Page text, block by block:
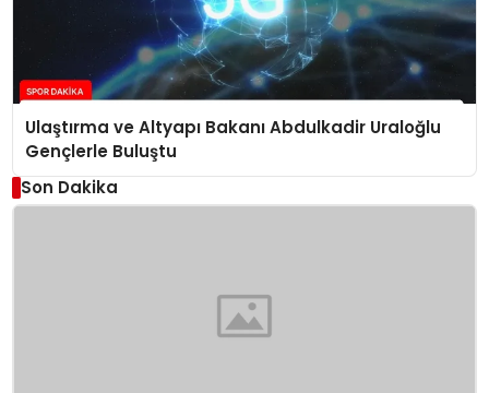
Ulaştırma ve Altyapı Bakanı Abdulkadir Uraloğlu
Gençlerle Buluştu
Son Dakika